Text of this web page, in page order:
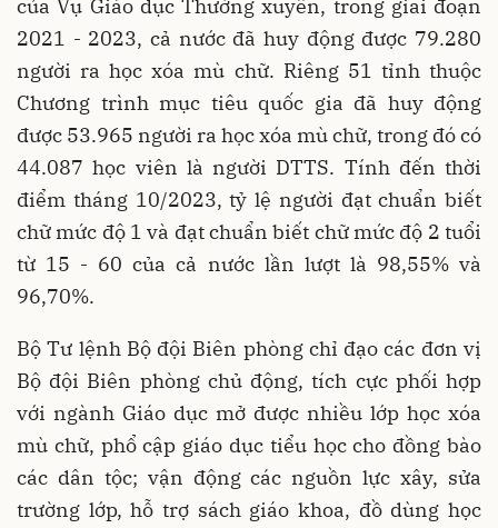
của Vụ Giáo dục Thường xuyên, trong giai đoạn
2021 - 2023, cả nước đã huy động được 79.280
người ra học xóa mù chữ. Riêng 51 tỉnh thuộc
Chương trình mục tiêu quốc gia đã huy động
được 53.965 người ra học xóa mù chữ, trong đó có
44.087 học viên là người DTTS. Tính đến thời
điểm tháng 10/2023, tỷ lệ người đạt chuẩn biết
chữ mức độ 1 và đạt chuẩn biết chữ mức độ 2 tuổi
từ 15 - 60 của cả nước lần lượt là 98,55% và
96,70%.
Bộ Tư lệnh Bộ đội Biên phòng chỉ đạo các đơn vị
Bộ đội Biên phòng chủ động, tích cực phối hợp
với ngành Giáo dục mở được nhiều lớp học xóa
mù chữ, phổ cập giáo dục tiểu học cho đồng bào
các dân tộc; vận động các nguồn lực xây, sửa
trường lớp, hỗ trợ sách giáo khoa, đồ dùng học